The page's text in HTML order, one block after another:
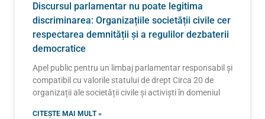
Discursul parlamentar nu poate legitima
discriminarea: Organizațiile societății civile cer
respectarea demnității și a regulilor dezbaterii
democratice
Apel public pentru un limbaj parlamentar responsabil și
compatibil cu valorile statului de drept Circa 20 de
organizații ale societății civile și activiști în domeniul
CITEȘTE MAI MULT »